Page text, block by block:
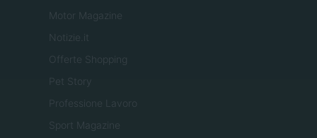
Motor Magazine
Notizie.it
Offerte Shopping
Pet Story
Professione Lavoro
Sport Magazine